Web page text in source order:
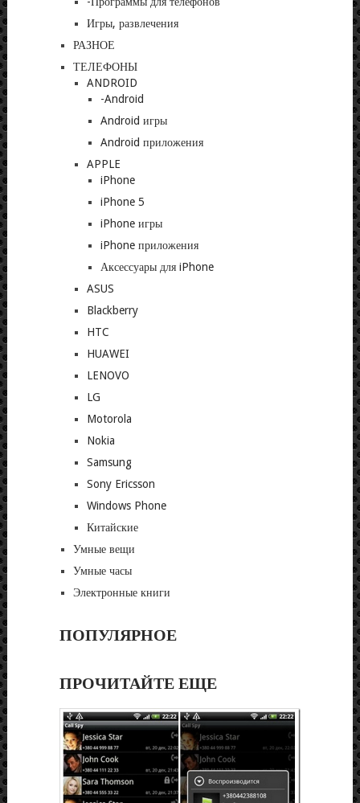
Игры, развлечения
РАЗНОЕ
ТЕЛЕФОНЫ
ANDROID
-Android
Android игры
Android приложения
APPLE
iPhone
iPhone 5
iPhone игры
iPhone приложения
Аксессуары для iPhone
ASUS
Blackberry
HTC
HUAWEI
LENOVO
LG
Motorola
Nokia
Samsung
Sony Ericsson
Windows Phone
Китайские
Умные вещи
Умные часы
Электронные книги
ПОПУЛЯРНОЕ
ПРОЧИТАЙТЕ ЕЩЕ